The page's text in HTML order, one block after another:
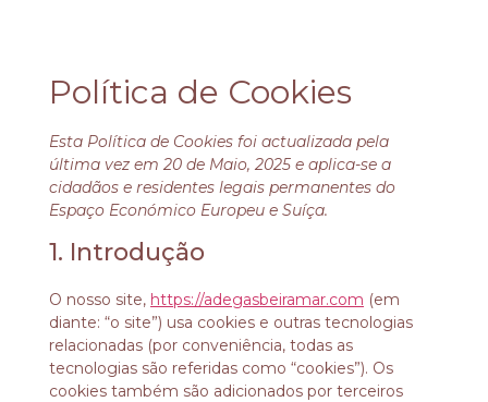
Política de Cookies
Esta Política de Cookies foi actualizada pela
última vez em 20 de Maio, 2025 e aplica-se a
cidadãos e residentes legais permanentes do
Espaço Económico Europeu e Suíça.
1. Introdução
O nosso site, https://adegasbeiramar.com (em
diante: “o site”) usa cookies e outras tecnologias
relacionadas (por conveniência, todas as
tecnologias são referidas como “cookies”). Os
cookies também são adicionados por terceiros